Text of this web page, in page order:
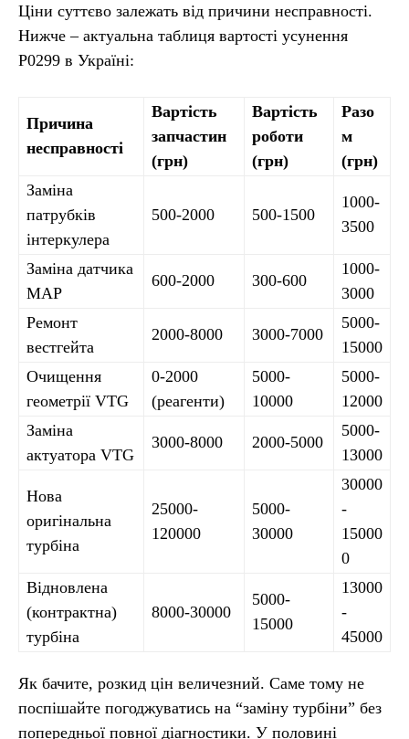
Ціни суттєво залежать від причини несправності.
Нижче – актуальна таблиця вартості усунення
P0299 в Україні:
Причина
несправності
Вартість
запчастин
(грн)
Вартість
роботи
(грн)
Разо
м
(грн)
Заміна
патрубків
інтеркулера
500-2000 500-1500
1000-
3500
Заміна датчика
MAP
600-2000 300-600
1000-
3000
Ремонт
вестгейта
2000-8000 3000-7000
5000-
15000
Очищення
геометрії VTG
0-2000
(реагенти)
5000-
10000
5000-
12000
Заміна
актуатора VTG
3000-8000 2000-5000
5000-
13000
Нова
оригінальна
турбіна
25000-
120000
5000-
30000
30000
-
15000
0
Відновлена
(контрактна)
турбіна
8000-30000
5000-
15000
13000
-
45000
Як бачите, розкид цін величезний. Саме тому не
поспішайте погоджуватись на “заміну турбіни” без
попередньої повної діагностики. У половині